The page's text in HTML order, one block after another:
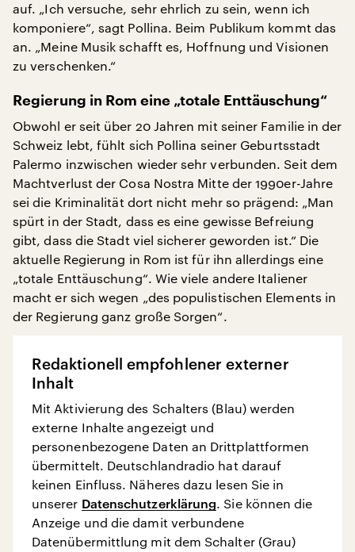
auf. „Ich versuche, sehr ehrlich zu sein, wenn ich
komponiere“, sagt Pollina. Beim Publikum kommt das
an. „Meine Musik schafft es, Hoffnung und Visionen
zu verschenken.“
Regierung in Rom eine „totale Enttäuschung“
Obwohl er seit über 20 Jahren mit seiner Familie in der
Schweiz lebt, fühlt sich Pollina seiner Geburtsstadt
Palermo inzwischen wieder sehr verbunden. Seit dem
Machtverlust der Cosa Nostra Mitte der 1990er-Jahre
sei die Kriminalität dort nicht mehr so prägend: „Man
spürt in der Stadt, dass es eine gewisse Befreiung
gibt, dass die Stadt viel sicherer geworden ist.“ Die
aktuelle Regierung in Rom ist für ihn allerdings eine
„totale Enttäuschung“. Wie viele andere Italiener
macht er sich wegen „des populistischen Elements in
der Regierung ganz große Sorgen“.
Redaktionell empfohlener externer
Inhalt
Mit Aktivierung des Schalters (Blau) werden
externe Inhalte angezeigt und
personenbezogene Daten an Drittplattformen
übermittelt. Deutschlandradio hat darauf
keinen Einfluss. Näheres dazu lesen Sie in
unserer Datenschutzerklärung. Sie können die
Anzeige und die damit verbundene
Datenübermittlung mit dem Schalter (Grau)